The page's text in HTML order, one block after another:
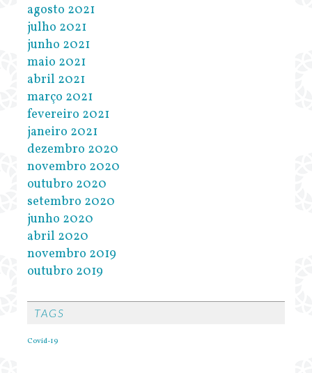
agosto 2021
julho 2021
junho 2021
maio 2021
abril 2021
março 2021
fevereiro 2021
janeiro 2021
dezembro 2020
novembro 2020
outubro 2020
setembro 2020
junho 2020
abril 2020
novembro 2019
outubro 2019
TAGS
Covid-19